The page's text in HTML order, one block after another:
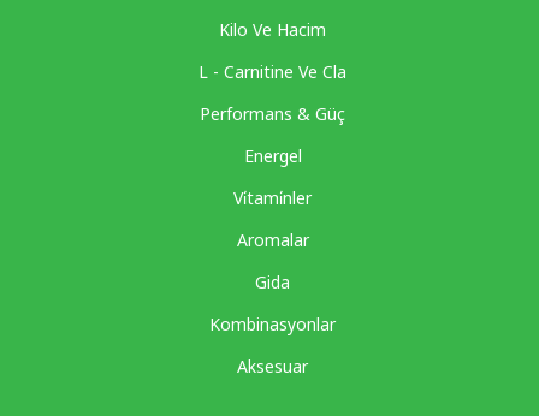
Kilo Ve Hacim
L - Carnitine Ve Cla
Performans & Güç
Energel
Vi̇tami̇nler
Aromalar
Gida
Kombinasyonlar
Aksesuar